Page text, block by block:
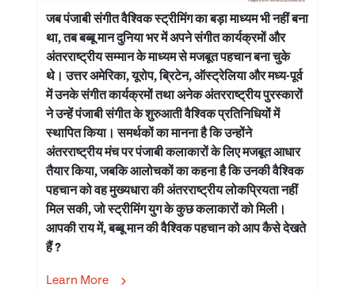
जब पंजाबी संगीत वैश्विक स्ट्रीमिंग का बड़ा माध्यम भी नहीं बना
था, तब बब्बू मान दुनिया भर में अपने संगीत कार्यक्रमों और
अंतरराष्ट्रीय सम्मान के माध्यम से मजबूत पहचान बना चुके
थे। उत्तर अमेरिका, यूरोप, ब्रिटेन, ऑस्ट्रेलिया और मध्य-पूर्व
में उनके संगीत कार्यक्रमों तथा अनेक अंतरराष्ट्रीय पुरस्कारों
ने उन्हें पंजाबी संगीत के शुरुआती वैश्विक प्रतिनिधियों में
स्थापित किया। समर्थकों का मानना है कि उन्होंने
अंतरराष्ट्रीय मंच पर पंजाबी कलाकारों के लिए मजबूत आधार
तैयार किया, जबकि आलोचकों का कहना है कि उनकी वैश्विक
पहचान को वह मुख्यधारा की अंतरराष्ट्रीय लोकप्रियता नहीं
मिल सकी, जो स्ट्रीमिंग युग के कुछ कलाकारों को मिली।
आपकी राय में, बब्बू मान की वैश्विक पहचान को आप कैसे देखते
हैं ?
Learn More